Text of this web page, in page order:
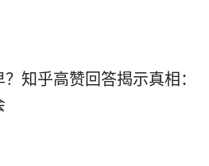
知乎高赞回答揭示真相：